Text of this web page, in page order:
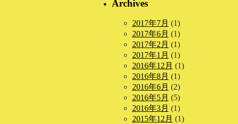
Archives
2017年7月 (1)
2017年6月 (1)
2017年2月 (1)
2017年1月 (1)
2016年12月 (1)
2016年8月 (1)
2016年6月 (2)
2016年5月 (5)
2016年3月 (1)
2015年12月 (1)